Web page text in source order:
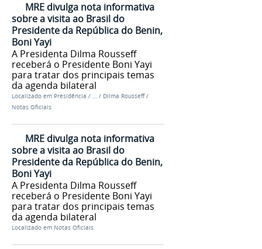
MRE divulga nota informativa
sobre a visita ao Brasil do
Presidente da República do Benin,
Boni Yayi
A Presidenta Dilma Rousseff
receberá o Presidente Boni Yayi
para tratar dos principais temas
da agenda bilateral
Localizado em Presidência / … / Dilma Rousseff /
Notas Oficiais
MRE divulga nota informativa
sobre a visita ao Brasil do
Presidente da República do Benin,
Boni Yayi
A Presidenta Dilma Rousseff
receberá o Presidente Boni Yayi
para tratar dos principais temas
da agenda bilateral
Localizado em Notas Oficiais